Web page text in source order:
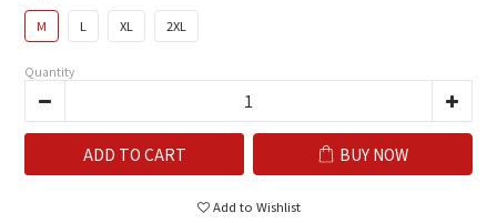
M L XL 2XL
Quantity
ADD TO CART BUY NOW
Add to Wishlist